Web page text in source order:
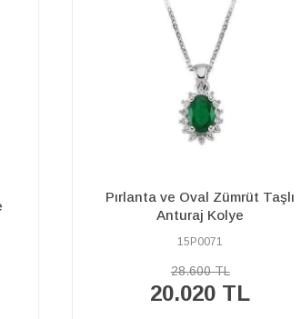
Safir ve Pırlanta Taşlı Papatya
Kolye
17P0037
%40
İNDİRİM
20.200 TL
12.120 TL